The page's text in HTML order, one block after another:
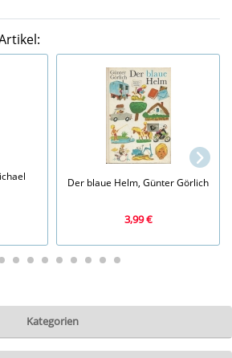
Kategorien
Der blaue Helm, Günter Görlich
3,99 €